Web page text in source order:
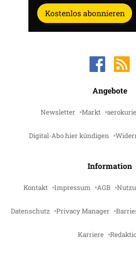
Kostenlos abonnieren
Angebote
Newsletter Markt
Digital-Abo hier kündigen
Information
Kontakt Impressum AGB
Datenschutz Privacy Manager
Karriere